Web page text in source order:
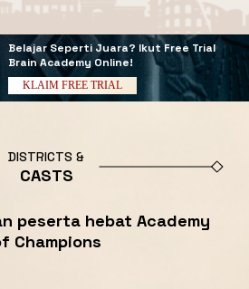
Belajar Seperti Juara? Ikut Free Trial
Brain Academy Online!
KLAIM FREE TRIAL
DISTRICTS &
CASTS
peserta hebat Academy
Champions